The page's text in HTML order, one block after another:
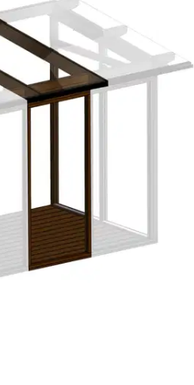
toimitettavia tuotteita.
syvälle lasikuistille T28. Sisältää